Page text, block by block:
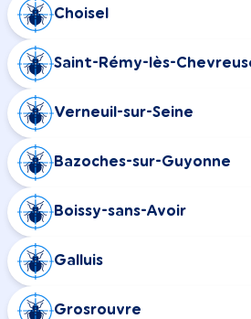
Choisel
Saint-Rémy-lès-
Verneuil-sur-Seine
Bazoches-sur-Guyonne
Boissy-sans-Avoir
Galluis
Grosrouvre